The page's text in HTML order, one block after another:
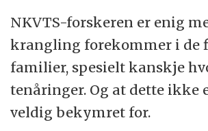
NKVTS-forskeren er enig
krangling forekommer i de
familier, spesielt kanskje
tenåringer. Og at dette ikke
veldig bekymret for.